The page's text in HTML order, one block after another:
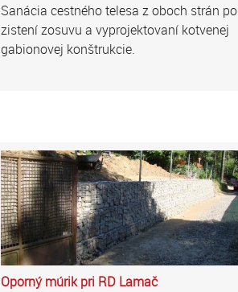
Sanácia cestného telesa z oboch strán po
zistení zosuvu a vyprojektovaní kotvenej
gabionovej konštrukcie.
Oporný múrik pri RD Lamač